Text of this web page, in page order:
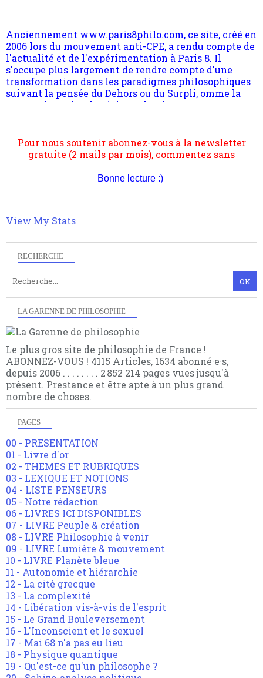
RECHERCHE
LA GARENNE DE PHILOSOPHIE
Le plus gros site de philosophie de France !
ABONNEZ-VOUS ! 4115 Articles, 1634 abonné·e·s,
depuis 2006 . . . . . . . . 2 852 214 pages vues jusqu'à
présent. Prestance et être apte à un plus grand
nombre de choses.
PAGES
00 - PRESENTATION
01 - Livre d'or
02 - THEMES ET RUBRIQUES
03 - LEXIQUE ET NOTIONS
04 - LISTE PENSEURS
05 - Notre rédaction
06 - LIVRES ICI DISPONIBLES
07 - LIVRE Peuple & création
08 - LIVRE Philosophie à venir
09 - LIVRE Lumière & mouvement
10 - LIVRE Planète bleue
11 - Autonomie et hiérarchie
12 - La cité grecque
13 - La complexité
14 - Libération vis-à-vis de l'esprit
15 - Le Grand Bouleversement
16 - L'Inconscient et le sexuel
17 - Mai 68 n'a pas eu lieu
18 - Physique quantique
19 - Qu'est-ce qu'un philosophe ?
transformation dans les paradigmes philosophiques
suivant la pensée du Dehors ou du Surpli, omme la
nomme les métaphysiciens classique. Nous avons
quant à nous déjà basculé d'emblée dans la modernité
quantique, résolvant la plupart des impasses
philosophique du WWe siècle. Cette pensée hors
contrat est la marque d'une complexité, riche de
choses.
Pour nous soutenir abonnez-vous à la newsletter
vous le pouvez faîtes des liens depuis votre site.
Bonne lecture :)
View My Stats